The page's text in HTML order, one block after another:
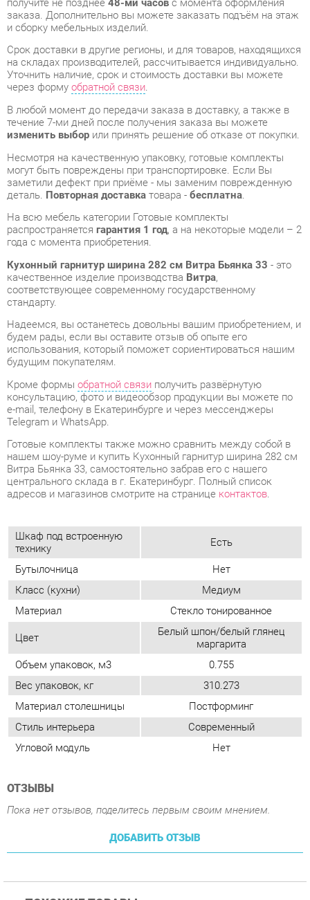
Уточнить наличие, срок и стоимость доставки вы можете
через формуобратной связи.
В любой момент до передачи заказа в доставку, а также в
течение 7-ми дней после получения заказа вы можете
изменить выборили принять решение об отказе от покупки.
Несмотря на качественную упаковку, готовые комплекты
заметили дефект при приёме - мы заменим поврежденную
деталь.Повторная доставкатовара -бесплатна.
распространяетсягарантия 1 год, а на некоторые модели – 2
года с момента приобретения.
Кухонный гарнитур ширина 282 см Витра Бьянка 33
- это
качественное изделие производства
соответствующее современному государственному
стандарту.
Надеемся, вы останетесь довольны вашим приобретением, и
будем рады, если вы оставите отзыв об опыте его
использования, который поможет сориентироваться нашим
будущим покупателям.
Кроме формы
консультацию, фото и видеообзор продукции вы можете по
e-mail, телефону в Екатеринбурге и через мессенджеры
Telegram и WhatsApp.
Готовые комплекты также можно сравнить между собой в
Витра Бьянка 33, самостоятельно забрав его с нашего
центрального склада в г. Екатеринбург. Полный список
адресов и магазинов смотрите на страницеконтактов.
Шкаф под встроенную
технику
Есть
Бутылочница
Нет
Материал Стекло тонированное
Цвет
Белый шпон/белый глянец
маргарита
Объем упаковок, м3
0.755
Вес упаковок, кг
310.273
Материал столешницы
Постформинг
Стиль интерьера
Современный
Угловой модуль
Нет
ОТЗЫВЫ
Пока нет отзывов, поделитесь первым своим мнением.